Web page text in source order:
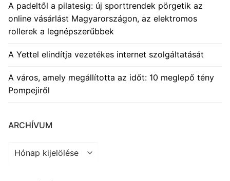
A padeltől a pilatesig: új sporttrendek pörgetik az
online vásárlást Magyarországon, az elektromos
rollerek a legnépszerűbbek
A Yettel elindítja vezetékes internet szolgáltatását
A város, amely megállította az időt: 10 meglepő tény
Pompejiről
ARCHÍVUM
Archívum